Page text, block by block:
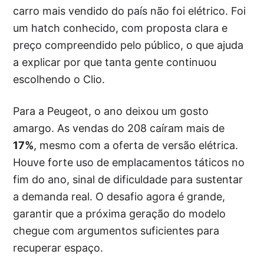
carro mais vendido do país não foi elétrico. Foi
um hatch conhecido, com proposta clara e
preço compreendido pelo público, o que ajuda
a explicar por que tanta gente continuou
escolhendo o Clio.
Para a Peugeot, o ano deixou um gosto
amargo. As vendas do 208 caíram mais de
17%, mesmo com a oferta de versão elétrica.
Houve forte uso de emplacamentos táticos no
fim do ano, sinal de dificuldade para sustentar
a demanda real. O desafio agora é grande,
garantir que a próxima geração do modelo
chegue com argumentos suficientes para
recuperar espaço.